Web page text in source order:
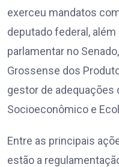
exerceu mandatos
deputado federal,
parlamentar no
Grossense dos
gestor de adequações
Socioeconômico e
Entre as principais
estão a